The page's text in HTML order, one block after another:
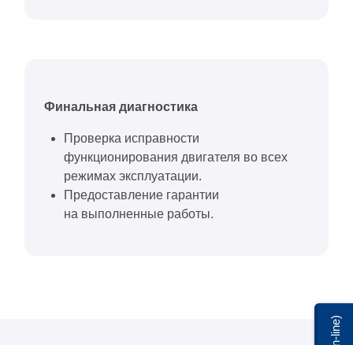
Финальная диагностика
Проверка исправности
функционирования двигателя во всех
режимах эксплуатации.
Предоставление гарантии
на выполненные работы.